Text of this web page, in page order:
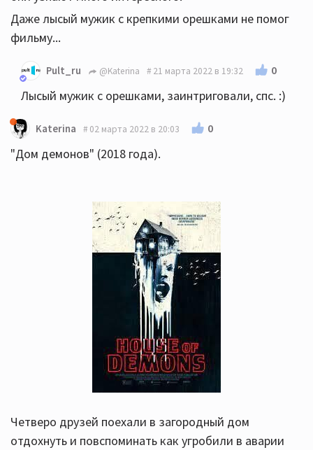
Даже лысый мужик с крепкими орешками не помог
фильму...
Pult_ru @Katerina 21 марта 2022 в 19:32 0
Лысый мужик с орешками, заинтриговали, спс. :)
Katerina 02 марта 2022 в 20:03 0
"Дом демонов" (2018 года).
Четверо друзей поехали в загородный дом
отдохнуть и повспоминать как угробили в аварии